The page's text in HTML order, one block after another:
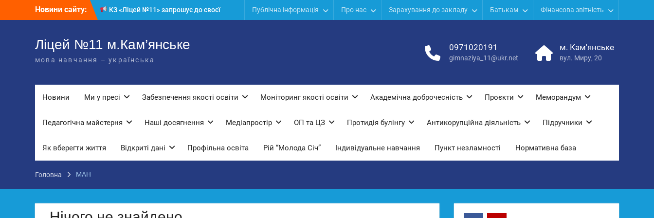
Новини сайту:
КЗ «Ліцей №11» запрошує до своєї
команди!
дітям і молоді виїхати з окупації
До Всесвітнього дня боротьби з
дитячою працею
Публічна інформація Про нас Зарахування до закладу Батькам Фінансова звітність
Ліцей №11 м.Кам’янське
мова навчання – українська
0971020191
gimnaziya_11@ukr.net
м. Кам'янське
вул. Миру, 20
Новини Ми у пресі Забезпечення якості освіти Моніторинг якості освіти Академічна доброчесність Проєкти Меморандум
Педагогічна майстерня Наші досягнення Медіапростір ОП та ЦЗ Протидiя булiнгу Антикорупційна діяльність Підручники
Як вберегти життя Відкриті дані Профільна освіта Рій “Молода Січ” Індивідуальне навчання Пункт незламності Нормативна база
Головна МАН